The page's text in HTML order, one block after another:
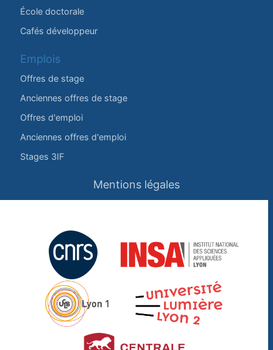
École doctorale
Cafés développeur
Emplois
Offres de stage
Anciennes offres de stage
Offres d'emploi
Anciennes offres d'emploi
Stages 3IF
Mentions légales